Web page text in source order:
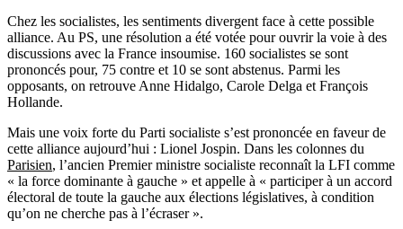
Chez les socialistes, les sentiments divergent face à cette possible
alliance. Au PS, une résolution a été votée pour ouvrir la voie à des
discussions avec la France insoumise. 160 socialistes se sont
prononcés pour, 75 contre et 10 se sont abstenus. Parmi les
opposants, on retrouve Anne Hidalgo, Carole Delga et François
Hollande.
Mais une voix forte du Parti socialiste s’est prononcée en faveur de
cette alliance aujourd’hui : Lionel Jospin. Dans les colonnes du
Parisien, l’ancien Premier ministre socialiste reconnaît la LFI comme
« la force dominante à gauche » et appelle à « participer à un accord
électoral de toute la gauche aux élections législatives, à condition
qu’on ne cherche pas à l’écraser ».